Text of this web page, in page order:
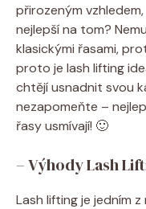
přirozeným
nejlepší na⁢ tom?
klasickými ⁢řasami,
proto​ je lash lifting
chtějí usnadnit svou‍
nezapomeňte –
řasy usmívají! 🙂
– Výhody⁢ Lash
Lash lifting je jedním